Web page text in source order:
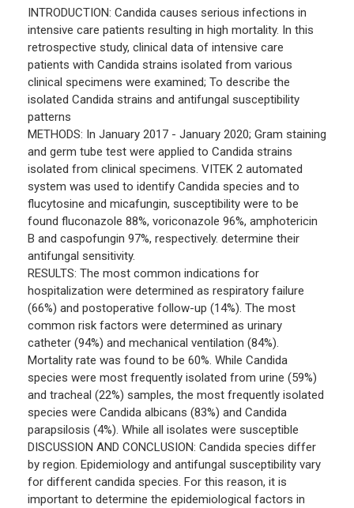
INTRODUCTION: Candida causes serious infections in
intensive care patients resulting in high mortality. In this
retrospective study, clinical data of intensive care
patients with Candida strains isolated from various
clinical specimens were examined; To describe the
isolated Candida strains and antifungal susceptibility
patterns
METHODS: In January 2017 - January 2020; Gram staining
and germ tube test were applied to Candida strains
isolated from clinical specimens. VITEK 2 automated
system was used to identify Candida species and to
flucytosine and micafungin, susceptibility were to be
found fluconazole 88%, voriconazole 96%, amphotericin
B and caspofungin 97%, respectively. determine their
antifungal sensitivity.
RESULTS: The most common indications for
hospitalization were determined as respiratory failure
(66%) and postoperative follow-up (14%). The most
common risk factors were determined as urinary
catheter (94%) and mechanical ventilation (84%).
Mortality rate was found to be 60%. While Candida
species were most frequently isolated from urine (59%)
and tracheal (22%) samples, the most frequently isolated
species were Candida albicans (83%) and Candida
parapsilosis (4%). While all isolates were susceptible
DISCUSSION AND CONCLUSION: Candida species differ
by region. Epidemiology and antifungal susceptibility vary
for different candida species. For this reason, it is
important to determine the epidemiological factors in